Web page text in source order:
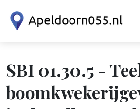
SBI 01.30.5 -